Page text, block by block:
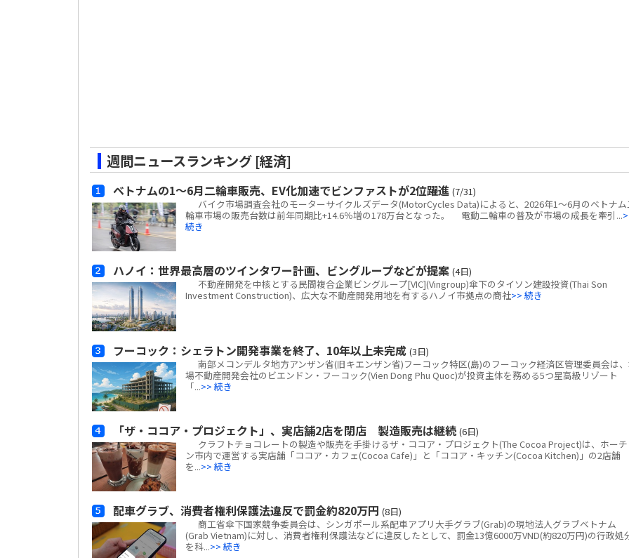
週間ニュースランキング [経済]
ベトナムの1～6月二輪車販売、EV化加速でビンファストが2位躍進 (7/31)
バイク市場調査会社のモーターサイクルズデータ(MotorCycles Data)によると、2026年1～6月のベトナ
輪車市場の販売台数は前年同期比+14.6％増の178万台となった。 電動二輪車の普及が市場の成長を牽引...
続き
ハノイ：世界最高層のツインタワー計画、ビングループなどが提案 (4日)
不動産開発を中核とする民間複合企業ビングループ[VIC](Vingroup)傘下のタイソン建設投資(Thai Son
Investment Construction)、広大な不動産開発用地を有するハノイ市拠点の商社>> 続き
フーコック：シェラトン開発事業を終了、10年以上未完成 (3日)
南部メコンデルタ地方アンザン省(旧キエンザン省)フーコック特区(島)のフーコック経済区管理委員会は
場不動産開発会社のビエンドン・フーコック(Vien Dong Phu Quoc)が投資主体を務める5つ星高級リゾート
「...>> 続き
「ザ・ココア・プロジェクト」、実店舗2店を閉店 製造販売は継続 (6日)
クラフトチョコレートの製造や販売を手掛けるザ・ココア・プロジェクト(The Cocoa Project)は、ホー
ン市内で運営する実店舗「ココア・カフェ(Cocoa Cafe)」と「ココア・キッチン(Cocoa Kitchen)」の2店舗
を...>> 続き
配車グラブ、消費者権利保護法違反で罰金約820万円 (8日)
商工省傘下国家競争委員会は、シンガポール系配車アプリ大手グラブ(Grab)の現地法人グラブベトナム
(Grab Vietnam)に対し、消費者権利保護法などに違反したとして、罰金13億6000万VND(約820万円)の行政処
を科...>> 続き